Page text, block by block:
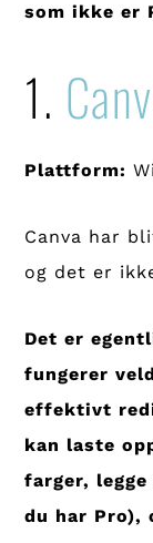
som ikke er
1.
Plattform:
Canva har
og det er
Det er
fungerer
effektivt
kan laste
farger,
du har Pro),